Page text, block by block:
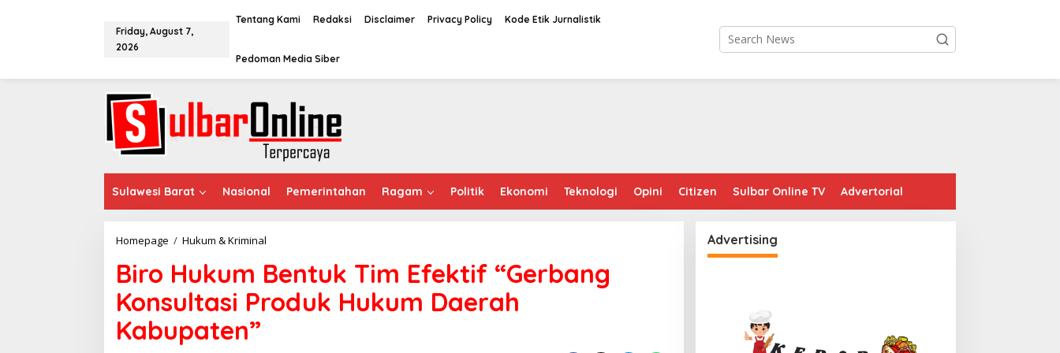
o
Friday, August 7,
2026
Tentang Kami Redaksi Disclaimer Privacy Policy Kode Etik Jurnalistik
Pedoman Media Siber
Sulawesi Barat Nasional Pemerintahan Ragam Politik Ekonomi Teknologi Opini Citizen Sulbar Online TV Advertorial
Homepage / Hukum & Kriminal
r
o
H
u
Biro Hukum Bentuk Tim Efektif “Gerbang
Konsultasi Produk Hukum Daerah
Kabupaten”
Advertising